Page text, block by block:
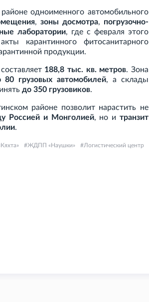
одноименного автомобильного
, зоны досмотра, погрузочно-
лаборатории, где с февраля этого
карантинного фитосанитарного
продукции.
188,8 тыс. кв. метров. Зона
80 грузовых автомобилей, а склады
до 350 грузовиков.
районе позволит нарастить не
Россией и Монголией, но итранзит
.
ЖДПП «Наушки»
Логистический центр